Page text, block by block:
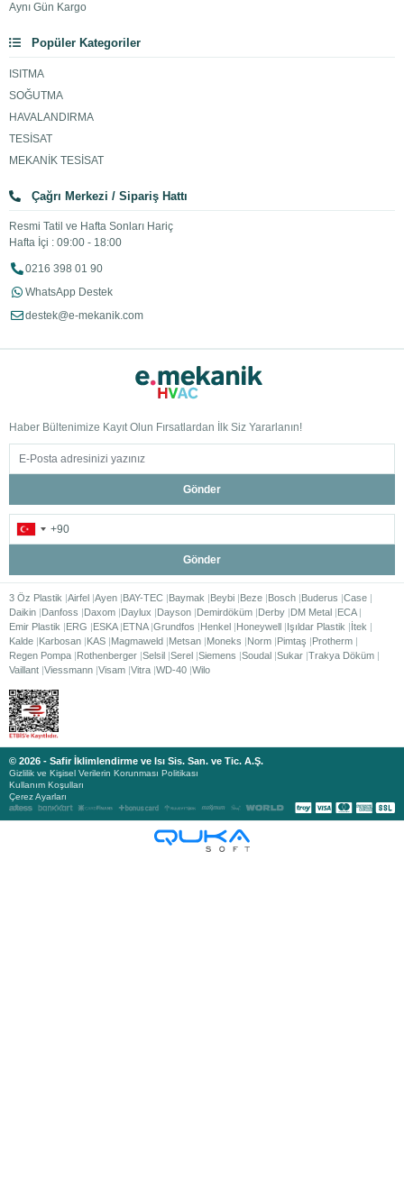
Aynı Gün Kargo
Popüler Kategoriler
ISITMA
SOĞUTMA
HAVALANDIRMA
TESİSAT
MEKANİK TESİSAT
Çağrı Merkezi / Sipariş Hattı
Resmi Tatil ve Hafta Sonları Hariç
Hafta İçi : 09:00 - 18:00
0216 398 01 90
WhatsApp Destek
destek@e-mekanik.com
Haber Bültenimize Kayıt Olun Fırsatlardan İlk Siz Yararlanın!
Gönder
Gönder
3 Öz Plastik Airfel Ayen BAY-TEC Baymak Beybi Beze Bosch Buderus Case
Daikin Danfoss Daxom Daylux Dayson Demirdöküm Derby DM Metal ECA
Emir Plastik
ERG ESKA ETNA Grundfos Henkel Honeywell Işıldar Plastik
İtek
Kalde Karbosan KAS Magmaweld Metsan Moneks Norm Pimtaş
Protherm
Regen Pompa Rothenberger Selsil Serel Siemens Soudal Sukar Trakya Döküm
Vaillant Viessmann Visam Vitra WD-40 Wilo
© 2026 - Safir İklimlendirme ve Isı Sis. San. ve Tic. A.Ş.
Gizlilik ve Kişisel Verilerin Korunması Politikası
Kullanım Koşulları
Çerez Ayarları